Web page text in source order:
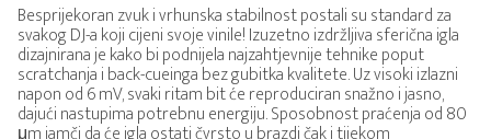
Besprijekoran zvuk i vrhunska stabilnost postali su standard za
svakog DJ-a koji cijeni svoje vinile! Izuzetno izdržljiva sferična igla
dizajnirana je kako bi podnijela najzahtjevnije tehnike poput
scratchanja i back-cueinga bez gubitka kvalitete. Uz visoki izlazni
napon od 6 mV, svaki ritam bit će reproduciran snažno i jasno,
dajući nastupima potrebnu energiju. Sposobnost praćenja od 80